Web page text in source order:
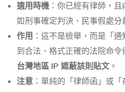
適用時機 ：你已經有律師，
如刑事確定判決、民事假處分
作用 ：這不是檢舉，而是「
到合法、格式正確的法院命令
台灣地區 IP 遮蔽該則貼文 。
注意 ：單純的「律師函」或